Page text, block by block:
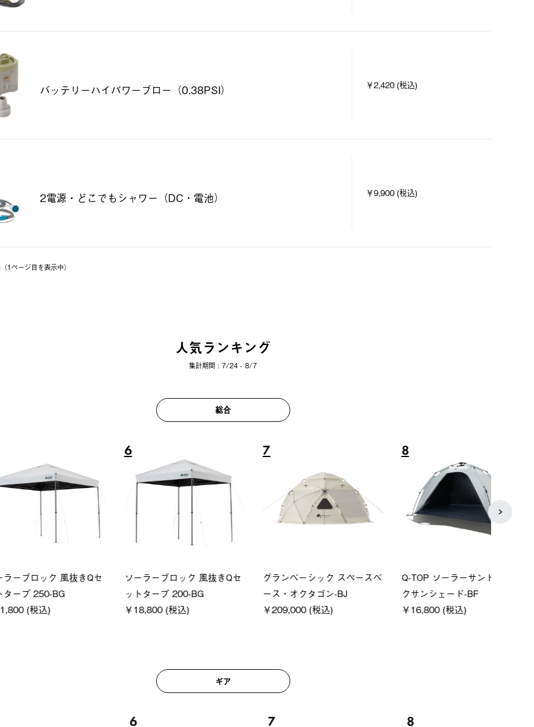
バッテリーハイパワーブロー（0.38PSI） ￥2,420 (税込)
2電源・どこでもシャワー（DC・電池） ￥9,900 (税込)
1ページ⽬を表⽰中）
人気ランキング
集計期間 : 7/24 - 8/7
総合
ック 風抜きQセ
BG
込)
ソーラーブロック 風抜きQセ
ットタープ 200-BG
￥18,800 (税込)
グランベーシック スペースベ
ース・オクタゴン-BJ
￥209,000 (税込)
Q-TOP ソーラーサンドブロッ
クサンシェード-BF
￥16,800 (税込)
ギア